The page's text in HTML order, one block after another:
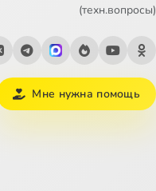
44:46
46:27
35:34
37:29
(техн.вопросы)
Мне нужна помощь